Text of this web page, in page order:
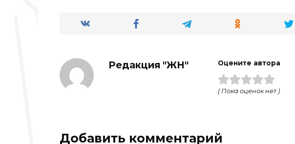
Редакция "ЖН" Оцените автора
( Пока оценок нет )
Добавить комментарий